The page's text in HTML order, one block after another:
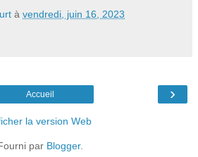
à vendredi, juin 16, 2023
›
Accueil
la version Web
par Blogger.